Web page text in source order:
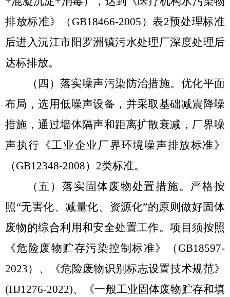
排放标准》（GB18466-2005 ）表2预处理标准
后进入沅江市阳罗洲镇污水处理厂深度处理后
达标排放。
（四）落实噪声污染防治措施。优化平面
布局，选用低噪声设备，并采取基础减震降噪
措施，通过墙体隔声和距离扩散衰减，厂界噪
声执行《工业企业厂界环境噪声排放标准》
（GB12348-2008） 2类标准。
（五）落实固体废物处置措施。 严格按
照“无害化、减量化、资源化”的原则做好固体
废物的综合利用和安全处置工作。项目须按照
《危险废物贮存污染控制标准》（GB18597-
2023）、《危险废物识别标志设置技术规范》
(HJ1276-2022)、《一般工业固体废物贮存和填